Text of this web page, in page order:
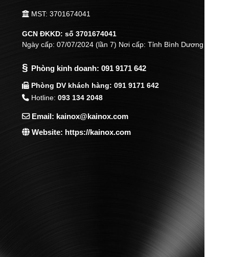
MST: 3701674041
GCN ĐKKD: số 3701674041
Ngày cấp: 07/07/2024 (lần 7) Nơi cấp: Tỉnh Bình Dương
§ Phòng kinh doanh: 091 9171 642
Phòng DV khách hàng: 091 9171 642
Hotline:093 134 2048
Email: kainox@kainox.com
Website: https://kainox.com